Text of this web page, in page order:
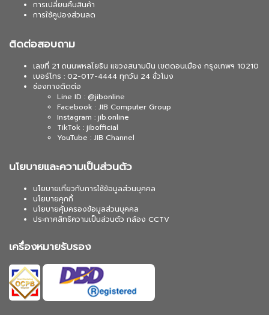
การเปลี่ยนคืนสินค้า
การใช้คูปองส่วนลด
ติดต่อสอบถาม
เลขที่ 21 ถนนพหลโยธิน แขวงสนามบิน เขตดอนเมือง กรุงเทพฯ 10210
เบอร์โทร : 02-017-4444 ทุกวัน 24 ชั่วโมง
ช่องทางติดต่อ
Line ID : @jibonline
Facebook : JIB Computer Group
Instagram : jib.online
TikTok : jibofficial
YouTube : JIB Channel
นโยบายและความเป็นส่วนตัว
นโยบายเกี่ยวกับการใช้ข้อมูลส่วนบุคคล
นโยบายคุกกี้
นโยบายคุ้มครองข้อมูลส่วนบุคคล
ประกาศสิทธิความเป็นส่วนตัว กล้อง CCTV
เครื่องหมายรับรอง